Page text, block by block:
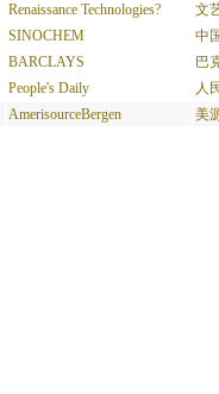
Renaissance Technologies?
文
SINOCHEM
中
BARCLAYS
巴
People's Daily
人
AmerisourceBergen 美